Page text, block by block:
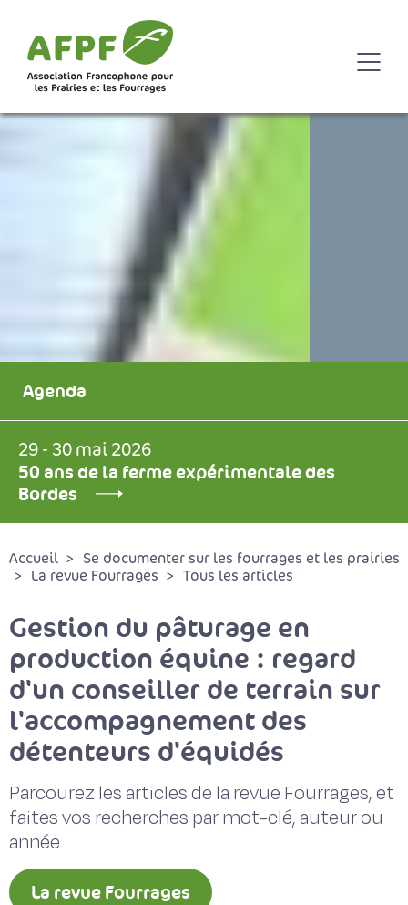
Agenda
29 - 30 mai 2026
50 ans de la ferme expérimentale des
Bordes
Accueil
Se documenter sur les fourrages et les prairies
La revue Fourrages
Tous les articles
Gestion du pâturage en
production équine : regard
d'un conseiller de terrain sur
l'accompagnement des
détenteurs d'équidés
Parcourez les articles de la revue Fourrages, et
faites vos recherches par mot-clé, auteur ou
année
La revue Fourrages